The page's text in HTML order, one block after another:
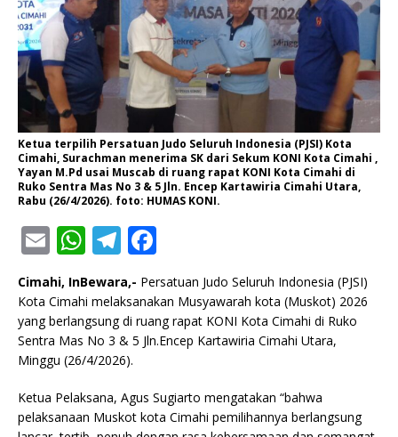
Ketua terpilih Persatuan Judo Seluruh Indonesia (PJSI) Kota
Cimahi, Surachman menerima SK dari Sekum KONI Kota Cimahi ,
Yayan M.Pd usai Muscab di ruang rapat KONI Kota Cimahi di
Ruko Sentra Mas No 3 & 5 Jln. Encep Kartawiria Cimahi Utara,
Rabu (26/4/2026). foto: HUMAS KONI.
E
m
ai
l
W
h
at
s
A
p
T
el
e
g
ra
c
e
b
o
Cimahi, InBewara,- Persatuan Judo Seluruh Indonesia (PJSI)
Kota Cimahi melaksanakan Musyawarah kota (Muskot) 2026
yang berlangsung di ruang rapat KONI Kota Cimahi di Ruko
Sentra Mas No 3 & 5 Jln.Encep Kartawiria Cimahi Utara,
Minggu (26/4/2026).
Ketua Pelaksana, Agus Sugiarto mengatakan “bahwa
pelaksanaan Muskot kota Cimahi pemilihannya berlangsung